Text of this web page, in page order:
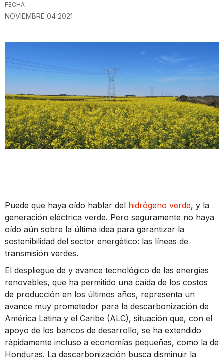
FECHA
NOVIEMBRE 04 2021
Puede que haya oído hablar del hidrógeno verde, y la
generación eléctrica verde. Pero seguramente no haya
oído aún sobre la última idea para garantizar la
sostenibilidad del sector energético: las líneas de
transmisión verdes.
El despliegue de y avance tecnológico de las energías
renovables, que ha permitido una caída de los costos
de producción en los últimos años, representa un
avance muy prometedor para la descarbonización de
América Latina y el Caribe (ALC), situación que, con el
apoyo de los bancos de desarrollo, se ha extendido
rápidamente incluso a economías pequeñas, como la de
Honduras. La descarbonización busca disminuir la